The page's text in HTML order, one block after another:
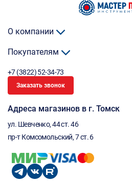
О компании
Покупателям
+7 (3822) 52-34-73
Заказать звонок
Адреса магазинов в г. Томск
ул. Шевченко, 44 ст. 46
пр-т Комсомольский, 7 ст. 6